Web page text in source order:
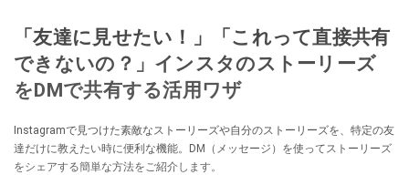
「友達に見せたい！」「これって直接共有
できないの？」インスタのストーリーズ
をDMで共有する活用ワザ
Instagramで見つけた素敵なストーリーズや自分のストーリーズを、特定の友
達だけに教えたい時に便利な機能。DM（メッセージ）を使ってストーリーズ
をシェアする簡単な方法をご紹介します。